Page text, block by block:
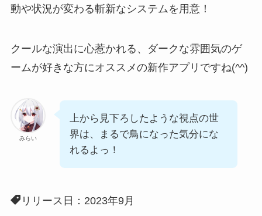
動や状況が変わる斬新なシステムを用意！
クールな演出に心惹かれる 、ダークな雰囲気のゲ
ームが好きな方にオススメの新作アプリですね(^^)
みらい
上から見下ろしたような視点の世
界は、まるで鳥になった気分にな
れるよっ！
リリース日：2023年9月